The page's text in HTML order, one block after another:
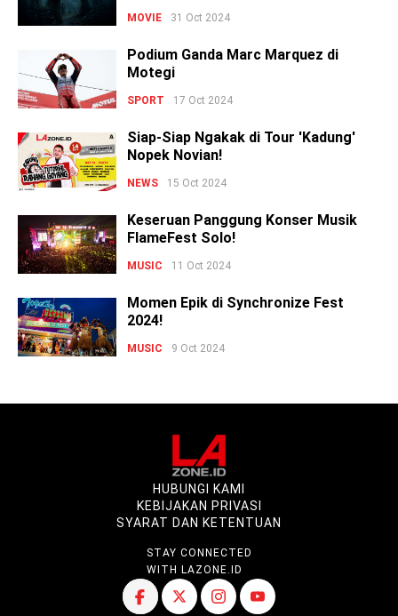
MOVIE 31 Oct 2024
Podium Ganda Marc Marquez di
Motegi
SPORT 17 Oct 2024
Siap-Siap Ngakak di Tour 'Kadung'
Nopek Novian!
NEWS 15 Oct 2024
Keseruan Panggung Konser Musik
FlameFest Solo!
MUSIC 11 Oct 2024
Momen Epik di Synchronize Fest
2024!
MUSIC 9 Oct 2024
HUBUNGI KAMI
KEBIJAKAN PRIVASI
SYARAT DAN KETENTUAN
STAY CONNECTED
WITH LAZONE.ID